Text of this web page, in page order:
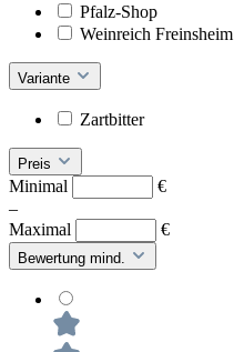
Pfalz-Shop
Weinreich Freinsheim
Variante
Zartbitter
Preis
Minimal
€
–
Maximal
€
Bewertung mind.